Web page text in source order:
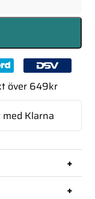
över 649kr
Klarna
+
+